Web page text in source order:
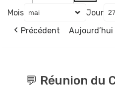
Mois Jour
Précédent
Aujourd’hui
Réunion💬 Réunion du